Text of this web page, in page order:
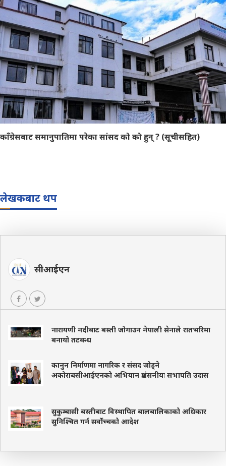
काँग्रेसबाट समानुपातिमा परेका सांसद को को हुन् ? (सूचीसहित)
लेखकबाट थप
सीआईएन
नारायणी नदीबाट बस्ती जोगाउन नेपाली सेनाले रातभरिमा
बनायो तटबन्ध
कानुन निर्माणमा नागरिक र संसद जोड्ने
अकोराबसीआईएनको अभियान प्रशंसनीयः सभापति उदास
सुकुम्बासी बस्तीबाट विस्थापित बालबालिकाको अधिकार
सुनिश्चित गर्न सर्वोच्चको आदेश